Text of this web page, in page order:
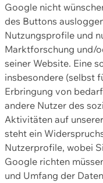
Google nicht
des Buttons
Nutzungsprofile und
Marktforschung und/
seiner Website. Eine
insbesondere (selbst
Erbringung von
andere Nutzer des
Aktivitäten auf
steht ein
Nutzerprofile, wobei
Google richten
und Umfang der